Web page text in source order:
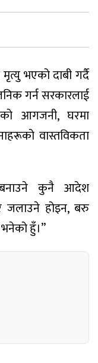
भएको दाबी गर्दै
गर्न सरकारलाई
आगजनी, घरमा
वास्तविकता
बनाउने कुनै आदेश
जलाउने होइन, बरु
हुँ।”